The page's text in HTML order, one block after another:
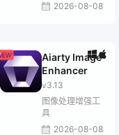
2026-08-08
Aiarty Image
Enhancer
v3.13
图像处理增强工
具
2026-08-08